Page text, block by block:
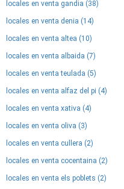
locales en venta gandia (38)
locales en venta denia (14)
locales en venta altea (10)
locales en venta albaida (7)
locales en venta teulada (5)
locales en venta alfaz del pi (4)
locales en venta xativa (4)
locales en venta oliva (3)
locales en venta cullera (2)
locales en venta cocentaina (2)
locales en venta els poblets (2)